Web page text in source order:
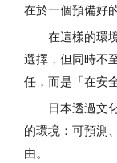
在於一個預備好
在這樣的環境
選擇，但同時不
任，而是「在安
日本透過文化
的環境：可預測
由。